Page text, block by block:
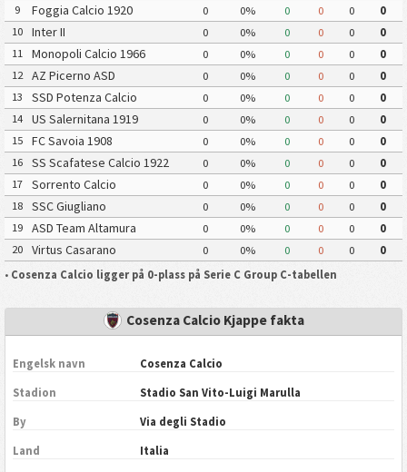
9
Foggia Calcio 1920 0 0% 0 0 0
0
10
Inter II 0 0% 0 0 0
0
11
Monopoli Calcio 1966 0 0% 0 0 0
0
12
AZ Picerno ASD 0 0% 0 0 0
0
13
SSD Potenza Calcio 0 0% 0 0 0
0
14
US Salernitana 1919 0 0% 0 0 0
0
15
FC Savoia 1908 0 0% 0 0 0
0
16
SS Scafatese Calcio 1922 0 0% 0 0 0
0
17
Sorrento Calcio 0 0% 0 0 0
0
18
SSC Giugliano 0 0% 0 0 0
0
19
ASD Team Altamura 0 0% 0 0 0
0
20
Virtus Casarano 0 0% 0 0 0
0
• Cosenza Calcio ligger på 0-plass på Serie C Group C-tabellen
Cosenza Calcio Kjappe fakta
Engelsk navn Cosenza Calcio
Stadion Stadio San Vito-Luigi Marulla
By Via degli Stadio
Land Italia